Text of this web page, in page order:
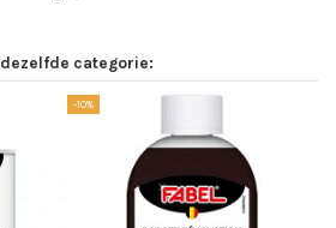
categorie:
-10%